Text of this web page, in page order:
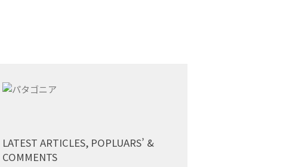
LATEST ARTICLES, POPLUARS’ &
COMMENTS